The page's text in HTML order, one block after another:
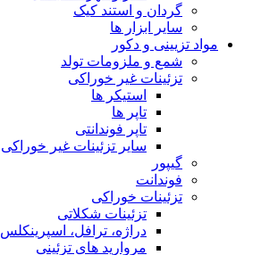
گردان و استند کیک
سایر ابزار ها
مواد تزیینی و دکور
شمع و ملزومات تولد
تزئینات غیر خوراکی
استیکر ها
تاپر ها
تاپر فوندانتی
سایر تزئینات غیر خوراکی
گیپور
فوندانت
تزئینات خوراکی
تزئینات شکلاتی
دراژه، ترافل، اسپرینکلس
مروارید های تزئینی